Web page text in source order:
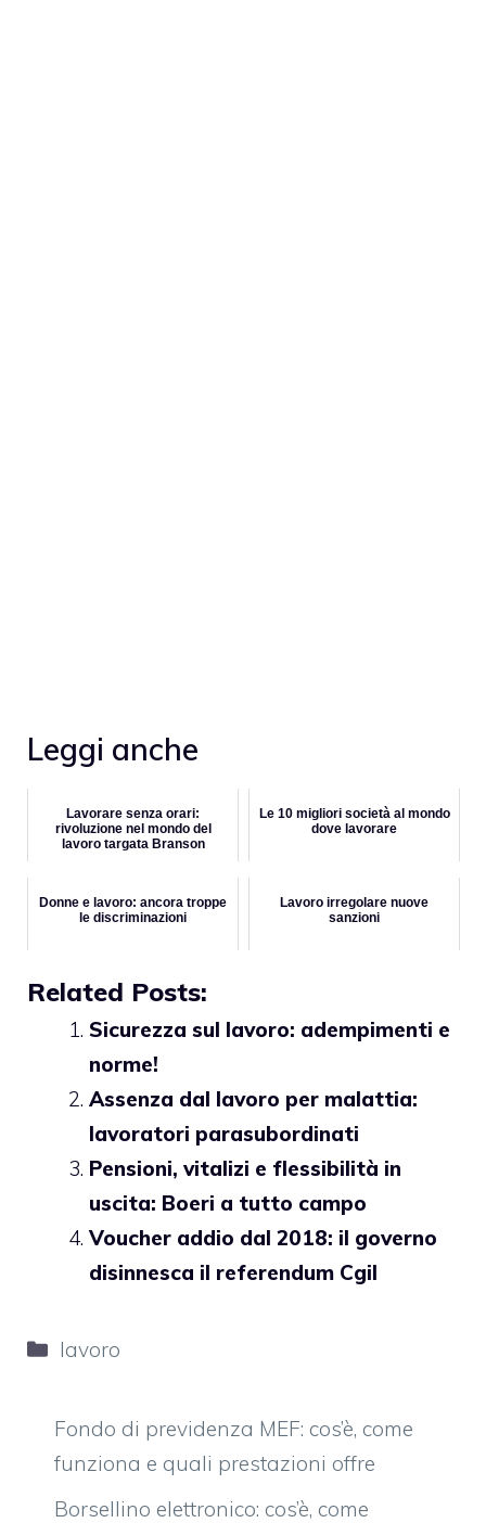
Leggi anche
Lavorare senza orari:
rivoluzione nel mondo del
lavoro targata Branson
Le 10 migliori società al mondo
dove lavorare
Donne e lavoro: ancora troppe
le discriminazioni
Lavoro irregolare nuove
sanzioni
Related Posts:
Sicurezza sul lavoro: adempimenti e
norme!
Assenza dal lavoro per malattia:
lavoratori parasubordinati
Pensioni, vitalizi e flessibilità in
uscita: Boeri a tutto campo
Voucher addio dal 2018: il governo
disinnesca il referendum Cgil
Categorie
lavoro
Fondo di previdenza MEF: cos’è, come
funziona e quali prestazioni offre
Borsellino elettronico: cos’è, come